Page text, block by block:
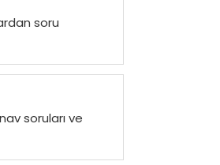
soru
soruları ve